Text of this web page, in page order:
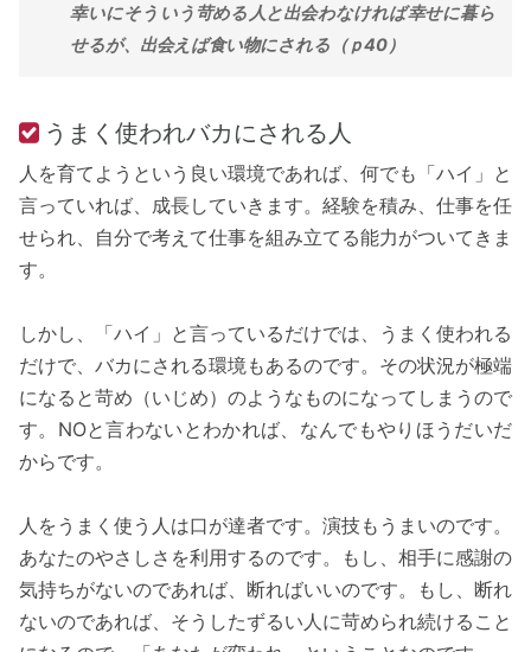
幸いにそういう苛める人と出会わなければ幸せに暮ら
せるが、出会えば食い物にされる（ｐ40）
うまく使われバカにされる人
人を育てようという良い環境であれば、何でも「ハイ」と
言っていれば、成長していきます。経験を積み、仕事を任
せられ、自分で考えて仕事を組み立てる能力がついてきま
す。
しかし、「ハイ」と言っているだけでは、うまく使われる
だけで、バカにされる環境もあるのです。その状況が極端
になると苛め（いじめ）のようなものになってしまうので
す。NOと言わないとわかれば、なんでもやりほうだいだ
からです。
人をうまく使う人は口が達者です。演技もうまいのです。
あなたのやさしさを利用するのです。もし、相手に感謝の
気持ちがないのであれば、断ればいいのです。もし、断れ
ないのであれば、そうしたずるい人に苛められ続けること